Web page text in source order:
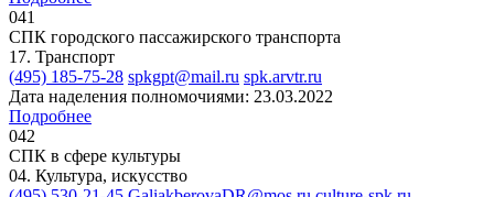
041
СПК городского пассажирского транспорта
17. Транспорт
(495) 185-75-28 spkgpt@mail.ru spk.arvtr.ru
Дата наделения полномочиями: 23.03.2022
Подробнее
042
СПК в сфере культуры
04. Культура, искусство